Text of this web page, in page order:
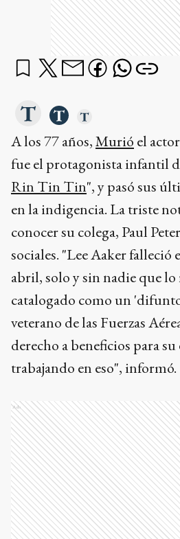
A los 77 años,Murió el
fue el protagonista infantil
Rin Tin Tin", y pasó sus
en la indigencia. La triste
conocer su colega, Paul
sociales. "Lee Aaker falleció
abril, solo y sin nadie que lo
catalogado como un
veterano de las Fuerzas
derecho a beneficios para
trabajando en eso", informó.
Ads